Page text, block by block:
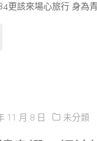
更該來場心旅行 身為
11 月 8 日 未分類